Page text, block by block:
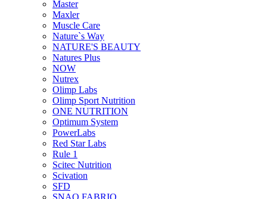
Master
Maxler
Muscle Care
Nature`s Way
NATURE'S BEAUTY
Natures Plus
NOW
Nutrex
Olimp Labs
Olimp Sport Nutrition
ONE NUTRITION
Optimum System
PowerLabs
Red Star Labs
Rule 1
Scitec Nutrition
Scivation
SFD